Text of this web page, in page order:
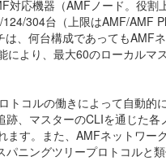
対応機器（AMFノード。役
304台（上限はAMF/AMF
は、何台構成であってもAMF
により、最大60のローカル
トコルの働きによって自動
跡、マスターのCLIを通じた
ます。また、AMFネットワ
パニングツリープロトコルと